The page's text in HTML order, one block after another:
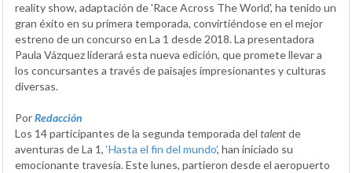
reality show, adaptación de 'Race Across The World', ha tenido un
gran éxito en su primera temporada, convirtiéndose en el mejor
estreno de un concurso en La 1 desde 2018. La presentadora
Paula Vázquez liderará esta nueva edición, que promete llevar a
los concursantes a través de paisajes impresionantes y culturas
diversas.
PorRedacción
Los 14 participantes de la segunda temporada del talentde
aventuras de La 1, ‘Hasta el fin del mundo’, han iniciado su
emocionante travesía. Este lunes, partieron desde el aeropuerto